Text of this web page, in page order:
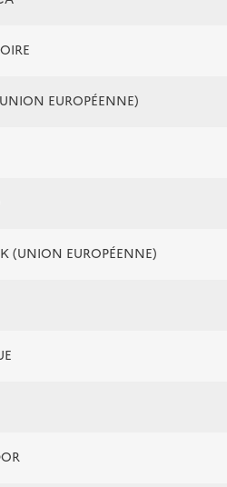
EUROPÉENNE)
(UNION EUROPÉENNE)